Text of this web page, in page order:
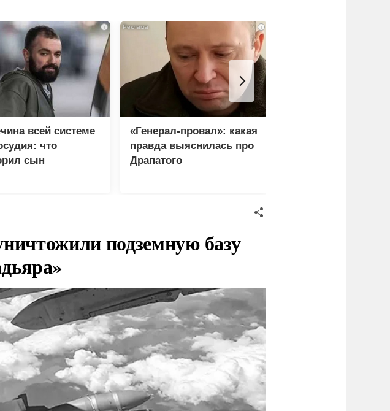
i
всей системе
что
сын
i
«Генерал-провал»: какая
правда выяснилась про
Драпатого
подземную базу